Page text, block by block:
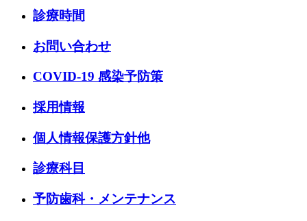
診療時間
お問い合わせ
COVID-19 感染予防策
採用情報
個人情報保護方針他
診療科目
予防歯科・メンテナンス